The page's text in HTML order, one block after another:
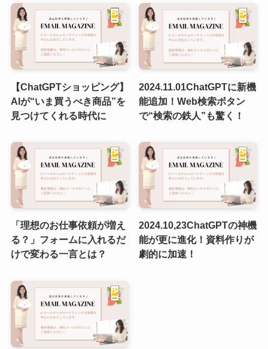
【ChatGPTショッピング】
AIが“いま買うべき商品”を
見つけてくれる時代に
2024.11.01ChatGPTに新機
能追加！Web検索ボタン
で“検索の鉄人”も驚く！
「理想のお仕事依頼が増え
る？」フォームに入れるだ
けで変わる一言とは？
2024.10,23ChatGPTの神機
能が更に進化！資料作りが
劇的に加速！